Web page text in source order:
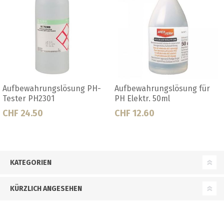
Aufbewahrungslösung PH-
Tester PH2301
CHF 24.50
Aufbewahrungslösung für
PH Elektr. 50ml
CHF 12.60
KATEGORIEN
KÜRZLICH ANGESEHEN